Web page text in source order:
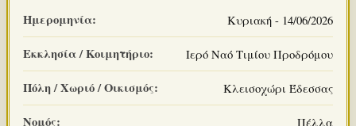
Ημερομηνία: Κυριακή - 14/06/2026
Εκκλησία / Κοιμητήριο: Ιερό Ναό Τιμίου Προδρόμου
Πόλη / Χωριό / Οικισμός: Κλεισοχώρι Έδεσσας
Νομός: Πέλλα